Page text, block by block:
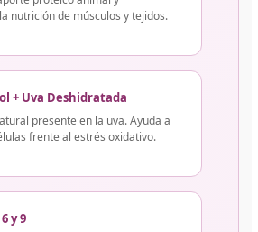
nutrición de músculos y tejidos.
+ Uva Deshidratada
presente en la uva. Ayuda a
frente al estrés oxidativo.
y 9